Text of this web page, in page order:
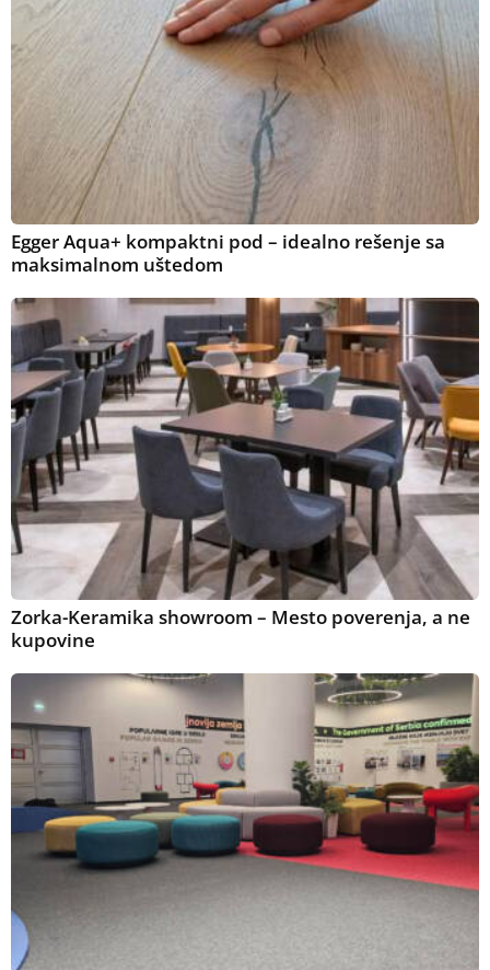
Egger Aqua+ kompaktni pod – idealno rešenje sa
maksimalnom uštedom
Zorka-Keramika showroom – Mesto poverenja, a ne
kupovine